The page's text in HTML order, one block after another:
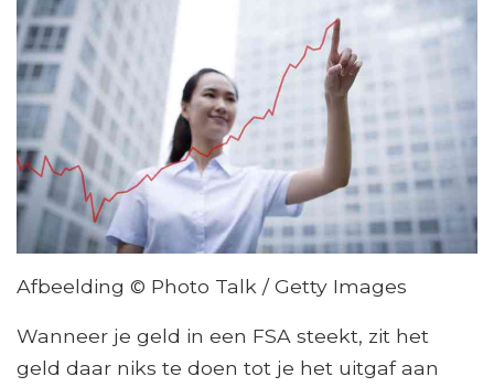
Afbeelding © Photo Talk / Getty Images
Wanneer je geld in een FSA steekt, zit het
geld daar niks te doen tot je het uitgaf aan